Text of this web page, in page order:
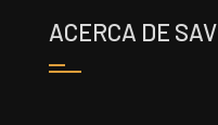
ACERCA DE SAV